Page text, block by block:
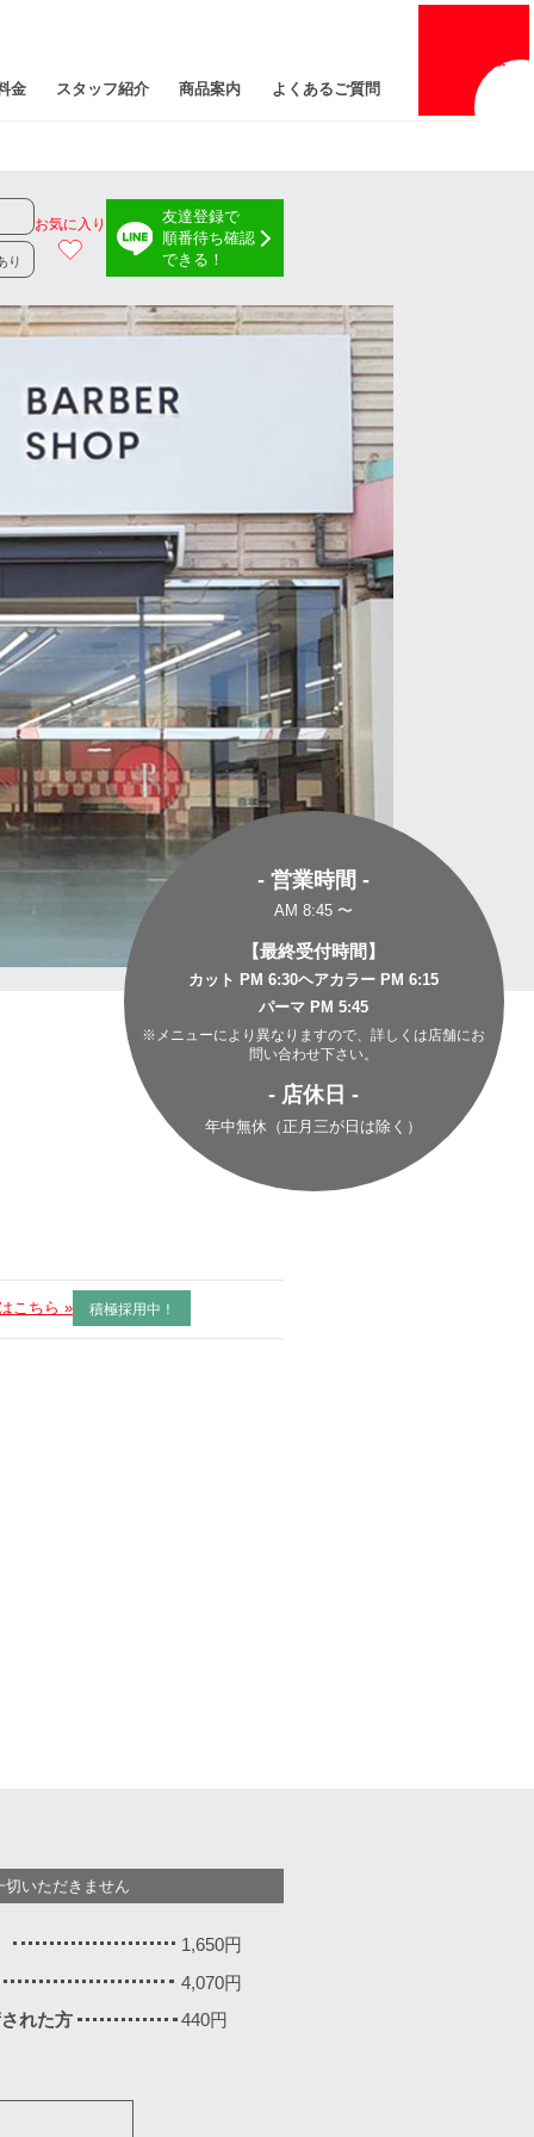
情報
金 スタッフ紹介 商品案内 よくあるご質問
り
お気に入り
友達登録で
順番待ち確認
できる！
- 営業時間 -
AM 8:45 〜
【最終受付時間】
カット PM 6:30ヘアカラー PM 6:15
パーマ PM 5:45
※メニューにより異なりますので、詳しくは店舗にお
問い合わせ下さい。
- 店休日 -
年中無休（正月三が日は除く）
こちら » 積極採用中！
切いただきません
1,650円
4,070円
れた方
440円